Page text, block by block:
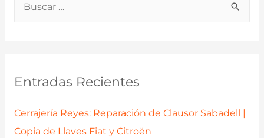
p
o
Entradas Recientes
Cerrajería Reyes: Reparación de Clausor Sabadell |
Copia de Llaves Fiat y Citroën